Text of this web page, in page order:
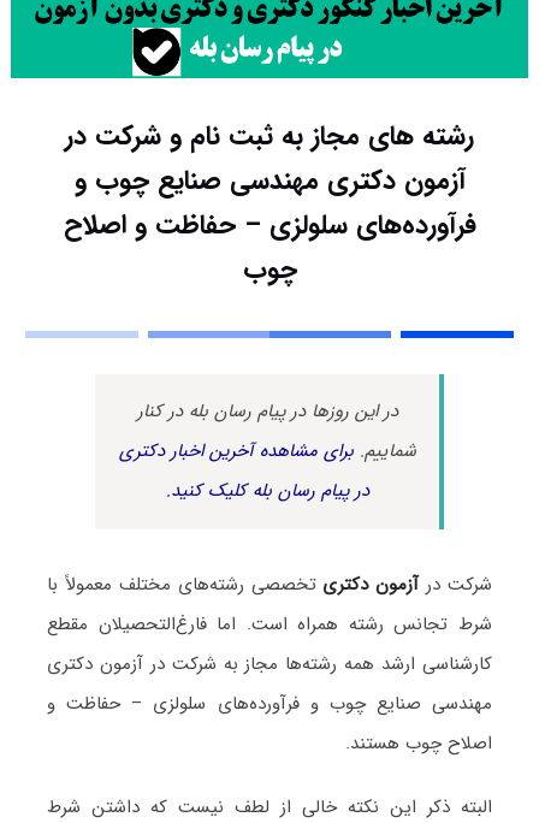
رشته های مجاز به ثبت نام و شرکت در
آزمون دکتری مهندسی صنایع چوب و
فرآورده‌های سلولزی – حفاظت و اصلاح
چوب
در این روزها در پیام رسان بله در کنار
شماییم.برای مشاهده آخرین اخبار دکتری
در پیام رسان بله کلیک کنید.
شرکت درآزمون دکتری تخصصی رشته‌های مختلف معمولاً با
شرط تجانس رشته همراه است. اما فارغ‌التحصیلان مقطع
کارشناسی ارشد همه رشته‌ها مجاز به شرکت در آزمون دکتری
مهندسی صنایع چوب و فرآورده‌های سلولزی – حفاظت و
اصلاح چوب هستند.
البته ذکر این نکته خالی از لطف نیست که داشتن شرط